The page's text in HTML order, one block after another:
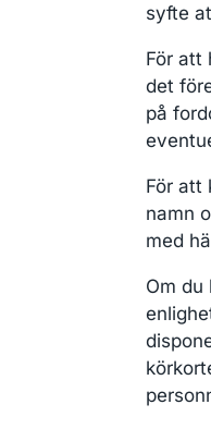
syfte
För att
det
på
För att
namn
med
Om du